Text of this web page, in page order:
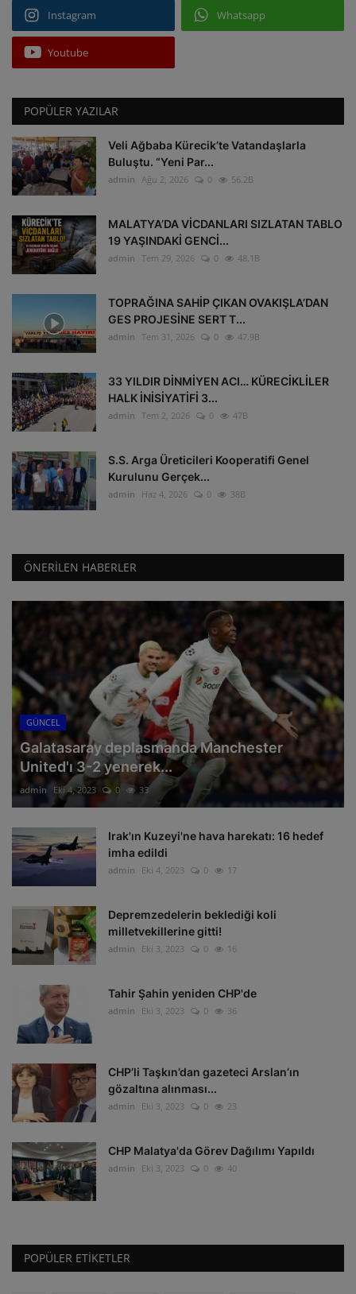
Instagram Whatsapp
Youtube
POPÜLER YAZILAR
Veli Ağbaba Kürecik’te Vatandaşlarla
Buluştu. “Yeni Par...
admin Ağu 2, 2026 0 56.2B
MALATYA’DA VİCDANLARI SIZLATAN TABLO
19 YAŞINDAKİ GENCİ...
admin Tem 29, 2026 0 48.1B
TOPRAĞINA SAHİP ÇIKAN OVAKIŞLA’DAN
GES PROJESİNE SERT T...
admin Tem 31, 2026 0 47.9B
33 YILDIR DİNMİYEN ACI… KÜRECİKLİLER
HALK İNİSİYATİFİ 3...
admin Tem 2, 2026 0 47B
S.S. Arga Üreticileri Kooperatifi Genel
Kurulunu Gerçek...
admin Haz 4, 2026 0 38B
ÖNERILEN HABERLER
GÜNCEL
Galatasaray deplasmanda Manchester
United'ı 3-2 yenerek...
admin Eki 4, 2023 0 33
Irak'ın Kuzeyi'ne hava harekatı: 16 hedef
imha edildi
admin Eki 4, 2023 0 17
Depremzedelerin beklediği koli
milletvekillerine gitti!
admin Eki 3, 2023 0 16
Tahir Şahin yeniden CHP'de
admin Eki 3, 2023 0 36
CHP’li Taşkın’dan gazeteci Arslan’ın
gözaltına alınması...
admin Eki 3, 2023 0 23
CHP Malatya'da Görev Dağılımı Yapıldı
admin Eki 3, 2023 0 40
POPÜLER ETIKETLER